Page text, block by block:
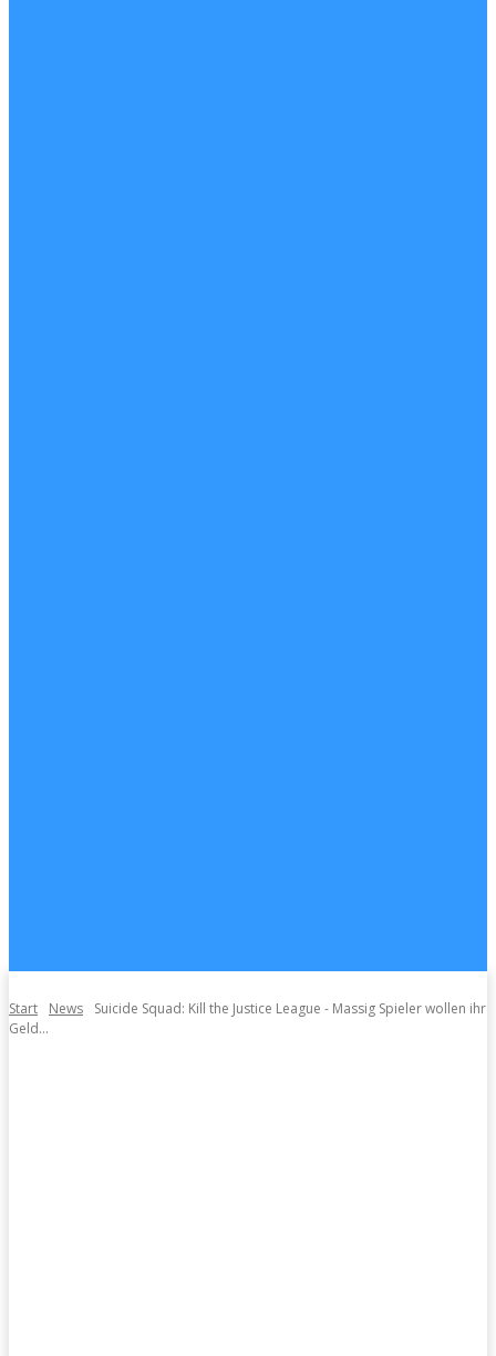
Start News
Suicide Squad: Kill the Justice League - Massig Spieler wollen ihr
Geld...